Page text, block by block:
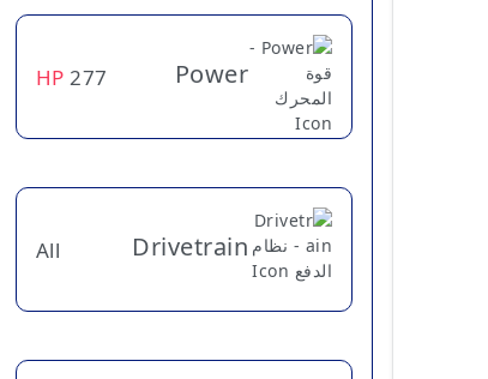
Power
277
HP
Drivetrain
All